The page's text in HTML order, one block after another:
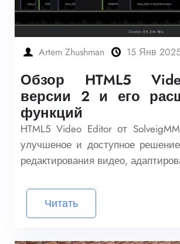
Artem Zhushman 15 Янв
Обзор HTML5
версии 2 и его
функций
HTML5 Video Editor от
улучшеное и доступное
редактирования видео,
Читать